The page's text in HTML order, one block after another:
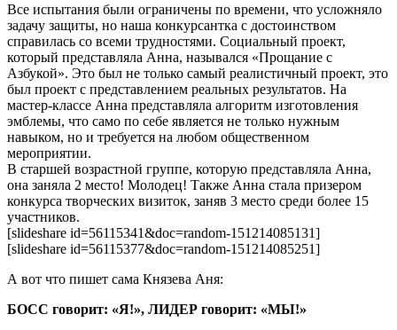
Все испытания были ограничены по времени, что усложняло
задачу защиты, но наша конкурсантка с достоинством
справилась со всеми трудностями. Социальный проект,
который представляла Анна, назывался «Прощание с
Азбукой». Это был не только самый реалистичный проект, это
был проект с представлением реальных результатов. На
мастер-классе Анна представляла алгоритм изготовления
эмблемы, что само по себе является не только нужным
навыком, но и требуется на любом общественном
мероприятии.
В старшей возрастной группе, которую представляла Анна,
она заняла 2 место! Молодец! Также Анна стала призером
конкурса творческих визиток, заняв 3 место среди более 15
участников.
[slideshare id=56115341&doc=random-151214085131]
[slideshare id=56115377&doc=random-151214085251]
А вот что пишет сама Князева Аня:
БОСС говорит: «Я!», ЛИДЕР говорит: «МЫ!»